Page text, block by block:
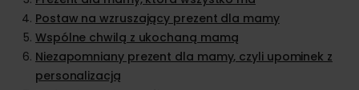
Postaw na wzruszający prezent dla mamy
Wspólne chwilą z ukochaną mamą
Niezapomniany prezent dla mamy, czyli upominek z
personalizacją